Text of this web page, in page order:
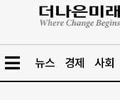
뉴스 경제 사회